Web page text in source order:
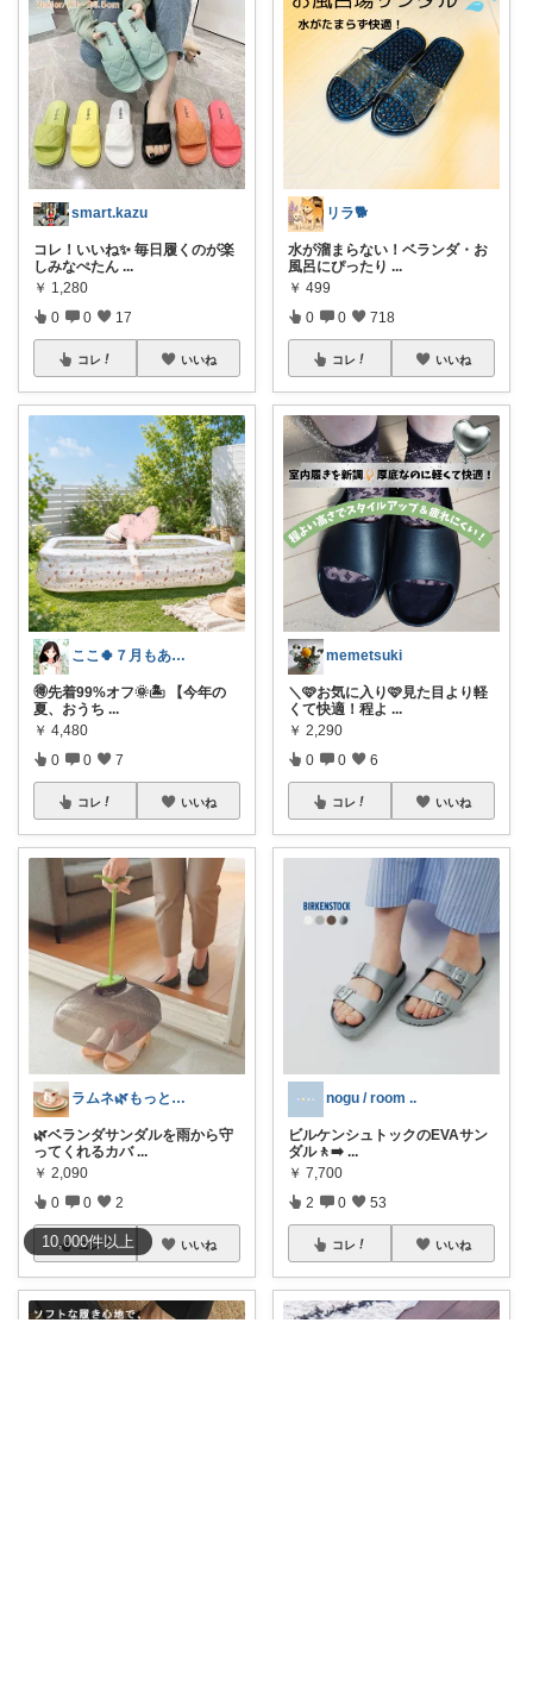
10,000件以上
smart.kazu
コレ！いいね✨ 毎日履くのが楽
しみなぺたん ...
￥ 1,280
0 0 17
コレ いいね
ここ🍀７月もありがとう🍀
🉐先着99%オフ🌞🏝️ 【今年の
夏、おうち ...
￥ 4,480
0 0 7
コレ いいね
ラムネ🌿もっと快適な暮らし 𖠿
🌿ベランダサンダルを雨から守
ってくれるカバ ...
￥ 2,090
0 0 2
コレ いいね
リラ🐕
水が溜まらない！ベランダ・お
風呂にぴったり ...
￥ 499
0 0 718
コレ いいね
memetsuki
＼🩷お気に入り🩷見た目より軽
くて快適！程よ ...
￥ 2,290
0 0 6
コレ いいね
nogu / room ..
ビルケンシュトックのEVAサン
ダル🚶‍➡️ ...
￥ 7,700
2 0 53
コレ いいね